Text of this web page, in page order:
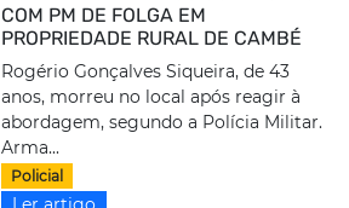
COM PM DE FOLGA EM
PROPRIEDADE RURAL DE CAMBÉ
Rogério Gonçalves Siqueira, de 43
anos, morreu no local após reagir à
abordagem, segundo a Polícia Militar.
Arma...
Policial